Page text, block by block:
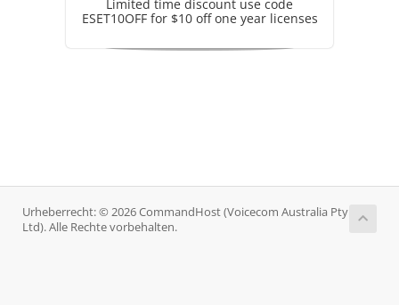
Limited time discount use code
ESET10OFF for $10 off one year licenses
Urheberrecht: © 2026 CommandHost (Voicecom Australia Pty
Ltd). Alle Rechte vorbehalten.